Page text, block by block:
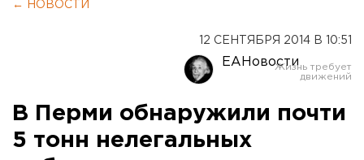
← НОВОСТИ
12 СЕНТЯБРЯ 2014 В 10:51
ЕАНовости
В Перми обнаружили почти
5 тонн нелегальных